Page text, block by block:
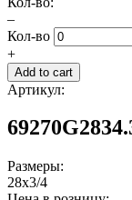
–
Кол-во
+
Артикул:
Размеры:
28x3/4